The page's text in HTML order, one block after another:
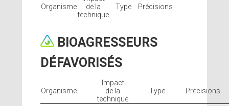
Organisme
de la
technique
Type Précisions
BIOAGRESSEURS
DÉFAVORISÉS
Organisme
Impact
de la
technique
Type Précisions